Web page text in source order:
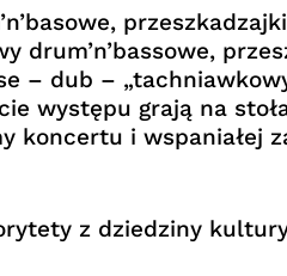
drum’n’bassowe,
– dub –
występu grają na
i wspaniałej
z dziedziny